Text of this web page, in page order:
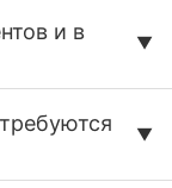
и в